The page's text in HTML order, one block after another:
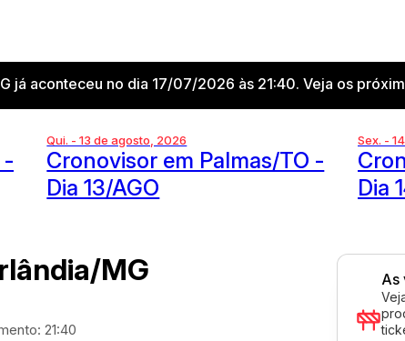
já aconteceu no dia 17/07/2026 às 21:40. Veja os
-
Qui. - 13 de agosto, 2026
Cronovisor em Palmas/TO -
Dia 13/AGO
Sex. -
Dia
MG
21:40
As